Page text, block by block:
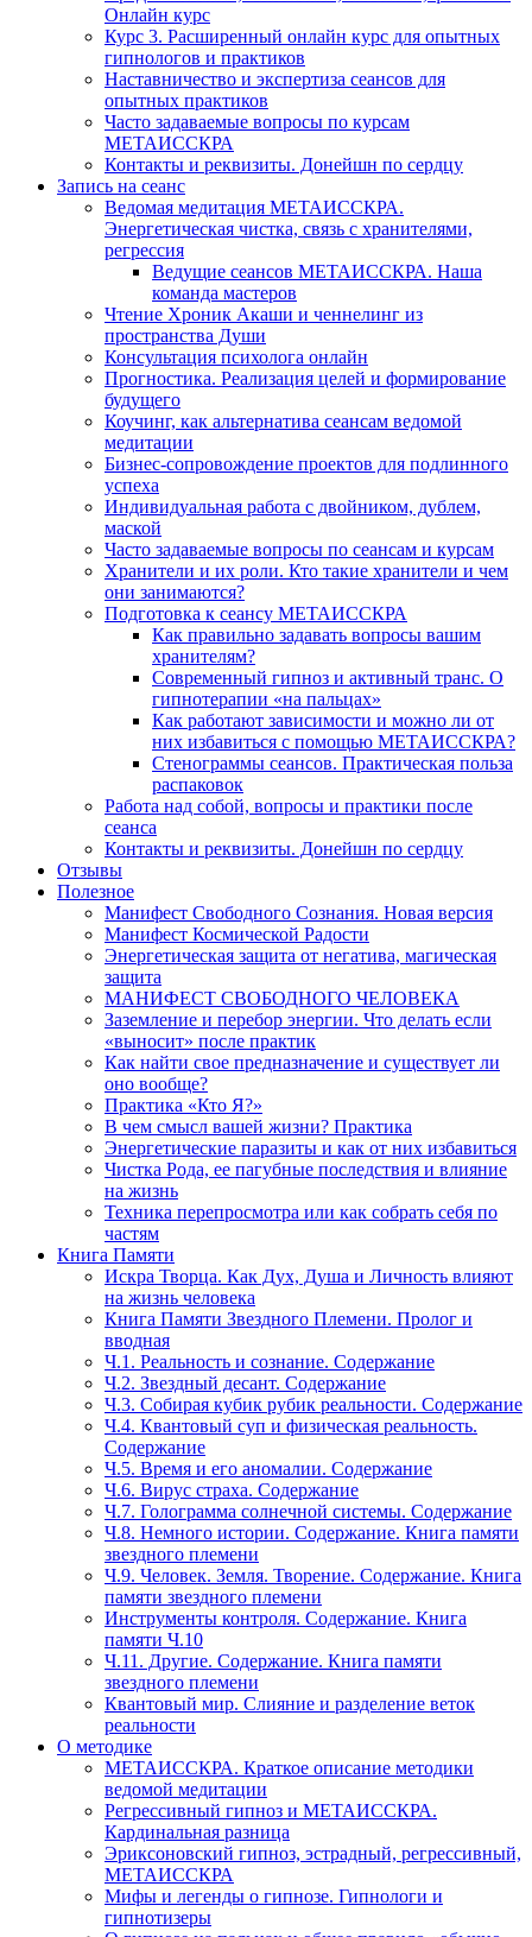
Онлайн курс
Курс 3. Расширенный онлайн курс для опытных
гипнологов и практиков
Наставничество и экспертиза сеансов для
опытных практиков
Часто задаваемые вопросы по курсам
МЕТАИССКРА
Контакты и реквизиты. Донейшн по сердцу
Запись на сеанс
Ведомая медитация МЕТАИССКРА.
Энергетическая чистка, связь с хранителями,
регрессия
Ведущие сеансов МЕТАИССКРА. Наша
команда мастеров
Чтение Хроник Акаши и ченнелинг из
пространства Души
Консультация психолога онлайн
Прогностика. Реализация целей и формирование
будущего
Коучинг, как альтернатива сеансам ведомой
медитации
Бизнес-сопровождение проектов для подлинного
успеха
Индивидуальная работа с двойником, дублем,
маской
Часто задаваемые вопросы по сеансам и курсам
Хранители и их роли. Кто такие хранители и чем
они занимаются?
Подготовка к сеансу МЕТАИССКРА
Как правильно задавать вопросы вашим
хранителям?
Современный гипноз и активный транс. О
гипнотерапии «на пальцах»
Как работают зависимости и можно ли от
них избавиться с помощью МЕТАИССКРА?
Стенограммы сеансов. Практическая польза
распаковок
Работа над собой, вопросы и практики после
сеанса
Контакты и реквизиты. Донейшн по сердцу
Отзывы
Полезное
Манифест Свободного Сознания. Новая версия
Манифест Космической Радости
Энергетическая защита от негатива, магическая
защита
МАНИФЕСТ СВОБОДНОГО ЧЕЛОВЕКА
Заземление и перебор энергии. Что делать если
«выносит» после практик
Как найти свое предназначение и существует ли
оно вообще?
Практика «Кто Я?»
В чем смысл вашей жизни? Практика
Энергетические паразиты и как от них избавиться
Чистка Рода, ее пагубные последствия и влияние
на жизнь
Техника перепросмотра или как собрать себя по
частям
Книга Памяти
Искра Творца. Как Дух, Душа и Личность влияют
на жизнь человека
Книга Памяти Звездного Племени. Пролог и
вводная
Ч.1. Реальность и сознание. Содержание
Ч.2. Звездный десант. Содержание
Ч.3. Собирая кубик рубик реальности. Содержание
Ч.4. Квантовый суп и физическая реальность.
Содержание
Ч.5. Время и его аномалии. Содержание
Ч.6. Вирус страха. Содержание
Ч.7. Голограмма солнечной системы. Содержание
Ч.8. Немного истории. Содержание. Книга памяти
звездного племени
Ч.9. Человек. Земля. Творение. Содержание. Книга
памяти звездного племени
Инструменты контроля. Содержание. Книга
памяти Ч.10
Ч.11. Другие. Содержание. Книга памяти
звездного племени
Квантовый мир. Слияние и разделение веток
реальности
О методике
МЕТАИССКРА. Краткое описание методики
ведомой медитации
Регрессивный гипноз и МЕТАИССКРА.
Кардинальная разница
Эриксоновский гипноз, эстрадный, регрессивный,
МЕТАИССКРА
Мифы и легенды о гипнозе. Гипнологи и
гипнотизеры